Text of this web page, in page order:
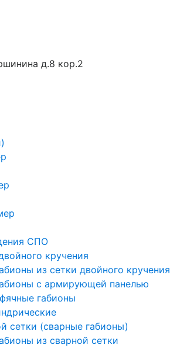
д.8 кор.2
СПО
кручения
из сетки двойного кручения
с армирующей панелью
габионы
сетки (сварные габионы)
из сварной сетки